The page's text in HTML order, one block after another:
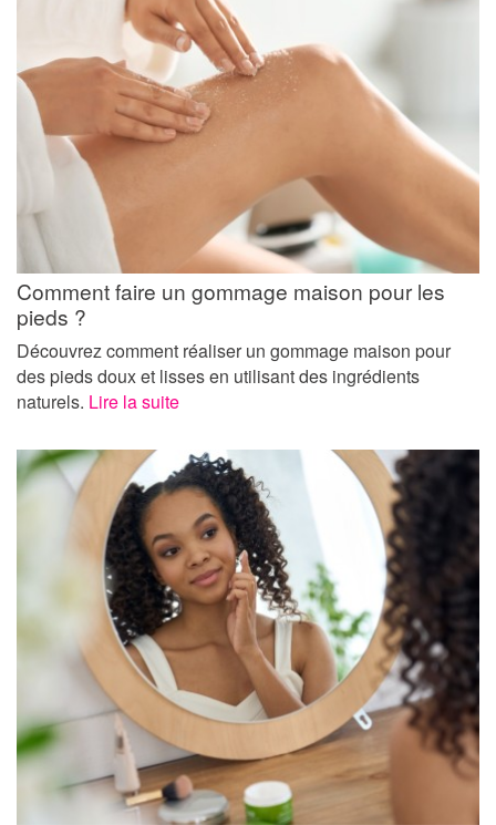
Comment faire un gommage maison pour les
pieds ?
Découvrez comment réaliser un gommage maison pour
des pieds doux et lisses en utilisant des ingrédients
naturels. Lire la suite